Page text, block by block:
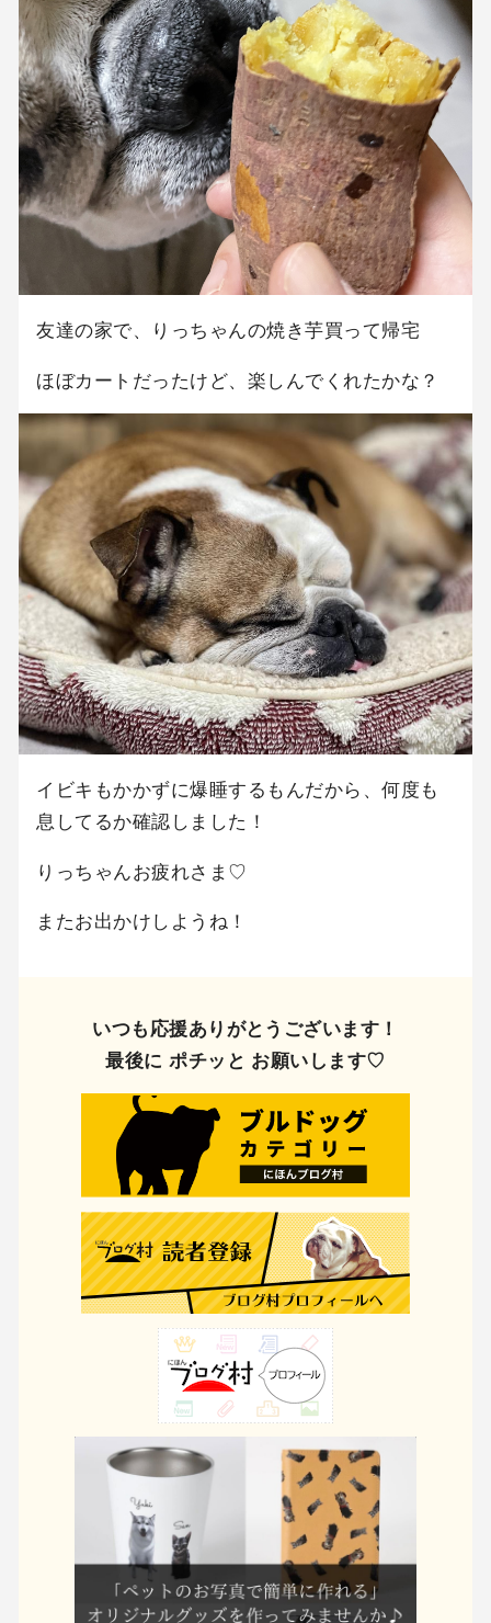
友達の家で、りっちゃんの焼き芋買って帰宅
ほぼカートだったけど、楽しんでくれたかな？
イビキもかかずに爆睡するもんだから、何度も
息してるか確認しました！
りっちゃんお疲れさま♡
またお出かけしようね！
いつも応援ありがとうございます！
最後に ポチッと お願いします♡